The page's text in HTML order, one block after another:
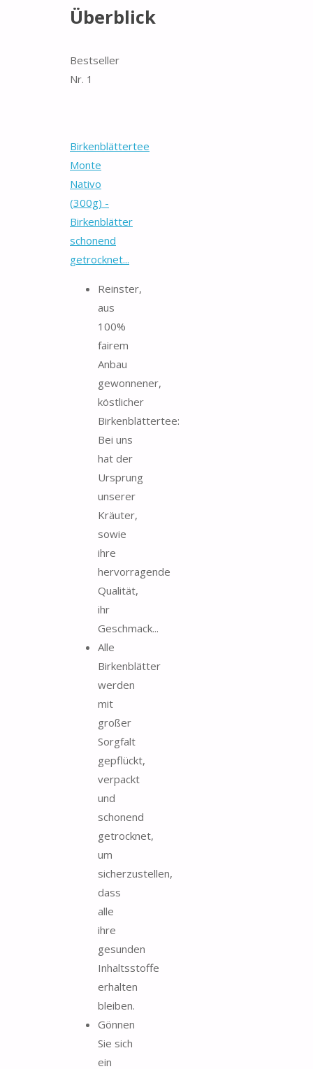
Überblick
Bestseller
Nr. 1
Birkenblättertee
Monte
Nativo
(300g) -
Birkenblätter
schonend
getrocknet...
Reinster,
aus
100%
fairem
Anbau
gewonnener,
köstlicher
Birkenblättertee:
Bei uns
hat der
Ursprung
unserer
Kräuter,
sowie
ihre
hervorragende
Qualität,
ihr
Geschmack...
Alle
Birkenblätter
werden
mit
großer
Sorgfalt
gepflückt,
verpackt
und
schonend
getrocknet,
um
sicherzustellen,
dass
alle
ihre
gesunden
Inhaltsstoffe
erhalten
bleiben.
Gönnen
Sie sich
ein